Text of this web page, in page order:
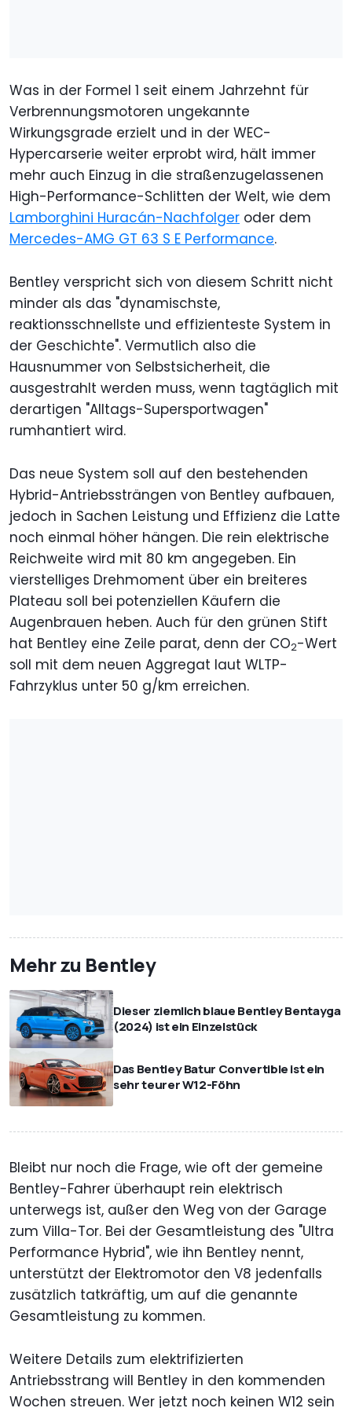
Was in der Formel 1 seit einem Jahrzehnt für
Verbrennungsmotoren ungekannte
Wirkungsgrade erzielt und in der WEC-
Hypercarserie weiter erprobt wird, hält immer
mehr auch Einzug in die straßenzugelassenen
High-Performance-Schlitten der Welt, wie dem
Lamborghini Huracán-Nachfolger oder dem
Mercedes-AMG GT 63 S E Performance.
Bentley verspricht sich von diesem Schritt nicht
minder als das "dynamischste,
reaktionsschnellste und effizienteste System in
der Geschichte". Vermutlich also die
Hausnummer von Selbstsicherheit, die
ausgestrahlt werden muss, wenn tagtäglich mit
derartigen "Alltags-Supersportwagen"
rumhantiert wird.
Das neue System soll auf den bestehenden
Hybrid-Antriebssträngen von Bentley aufbauen,
jedoch in Sachen Leistung und Effizienz die Latte
noch einmal höher hängen. Die rein elektrische
Reichweite wird mit 80 km angegeben. Ein
vierstelliges Drehmoment über ein breiteres
Plateau soll bei potenziellen Käufern die
Augenbrauen heben. Auch für den grünen Stift
hat Bentley eine Zeile parat, denn der CO2-Wert
soll mit dem neuen Aggregat laut WLTP-
Fahrzyklus unter 50 g/km erreichen.
Mehr zu Bentley
Dieser ziemlich blaue Bentley Bentayga
(2024) ist ein Einzelstück
Das Bentley Batur Convertible ist ein
sehr teurer W12-Föhn
Bleibt nur noch die Frage, wie oft der gemeine
Bentley-Fahrer überhaupt rein elektrisch
unterwegs ist, außer den Weg von der Garage
zum Villa-Tor. Bei der Gesamtleistung des "Ultra
Performance Hybrid", wie ihn Bentley nennt,
unterstützt der Elektromotor den V8 jedenfalls
zusätzlich tatkräftig, um auf die genannte
Gesamtleistung zu kommen.
Weitere Details zum elektrifizierten
Antriebsstrang will Bentley in den kommenden
Wochen streuen. Wer jetzt noch keinen W12 sein